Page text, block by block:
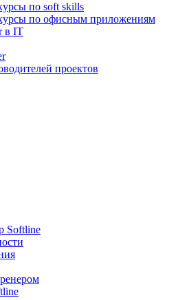
по soft skills
по офисным приложениям
в IT
проектов
Softline